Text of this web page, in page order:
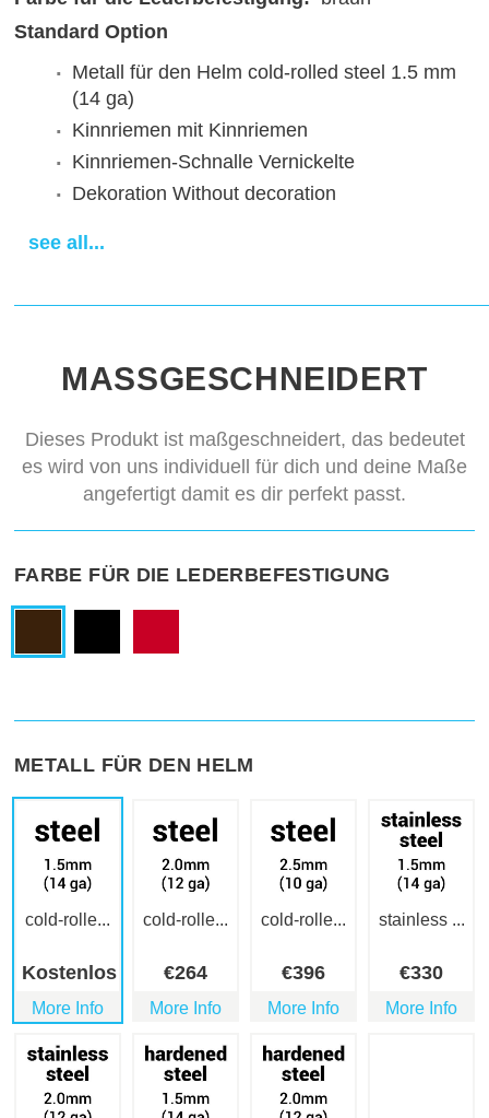
Standard Option
Metall für den Helm cold-rolled steel 1.5 mm
(14 ga)
Kinnriemen mit Kinnriemen
Kinnriemen-Schnalle Vernickelte
Dekoration Without decoration
see all...
MASSGESCHNEIDERT
Dieses Produkt ist maßgeschneidert, das bedeutet
es wird von uns individuell für dich und deine Maße
angefertigt damit es dir perfekt passt.
FARBE FÜR DIE LEDERBEFESTIGUNG
METALL FÜR DEN HELM
cold-rolle...
Kostenlos
More Info
cold-rolle...
€264
More Info
cold-rolle...
€396
More Info
stainless ...
€330
More Info